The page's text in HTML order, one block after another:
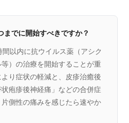
までに開始すべきですか？
以内に抗ウイルス薬（アシク
）の治療を開始することが重
り症状の軽減と、皮疹治癒後
疱疹後神経痛」などの合併症
側性の痛みを感じたら速やか